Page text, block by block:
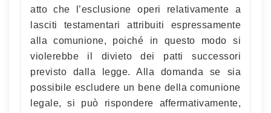
atto che l’esclusione operi relativamente a
lasciti testamentari attribuiti espressamente
alla comunione, poiché in questo modo si
violerebbe il divieto dei patti successori
previsto dalla legge. Alla domanda se sia
possibile escludere un bene della comunione
legale, si può rispondere affermativamente,